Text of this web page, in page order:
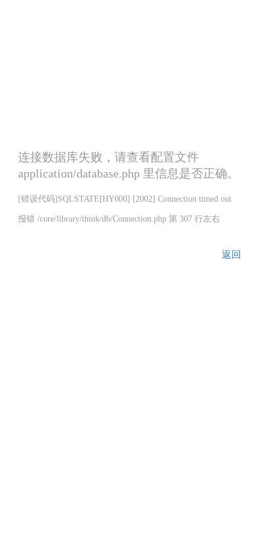
连接数据库失败，请查看配置文件
application/database.php 里信息是否正确。
[错误代码]SQLSTATE[HY000] [2002] Connection timed out
报错 /core/library/think/db/Connection.php 第 307 行左右
返回